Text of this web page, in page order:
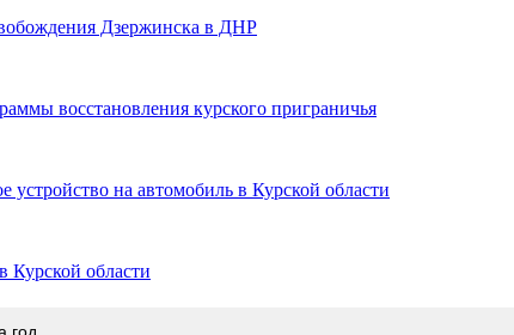
Дзержинска в ДНР
восстановления курского приграничья
на автомобиль в Курской области
Курской области